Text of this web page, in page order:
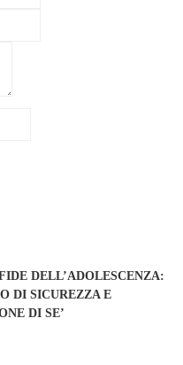
DELL’ADOLESCENZA:
DI SICUREZZA E
DI SE’